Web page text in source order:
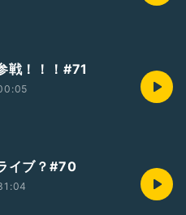
戦！！！#71
イブ？#70